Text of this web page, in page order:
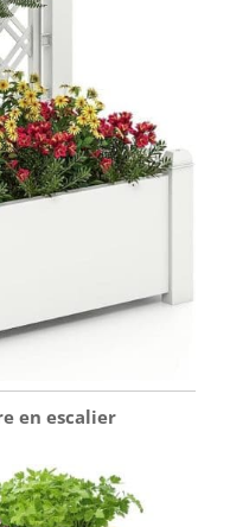
en escalier